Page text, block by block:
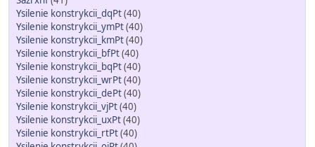
Ysilenie konstrykcii_dqPt(40)
Ysilenie konstrykcii_ymPt(40)
Ysilenie konstrykcii_kmPt(40)
Ysilenie konstrykcii_bfPt(40)
Ysilenie konstrykcii_bqPt(40)
Ysilenie konstrykcii_wrPt(40)
Ysilenie konstrykcii_dePt(40)
Ysilenie konstrykcii_vjPt(40)
Ysilenie konstrykcii_uxPt(40)
Ysilenie konstrykcii_rtPt(40)